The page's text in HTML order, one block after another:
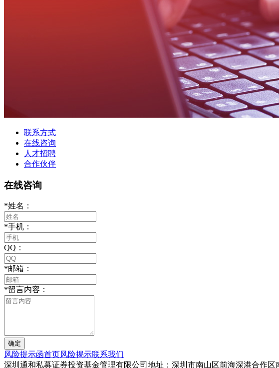
联系方式
在线咨询
人才招聘
合作伙伴
在线咨询
*姓名：
*手机：
QQ：
*邮箱：
*留言内容：
风险提示函首页风险揭示联系我们
深圳通和私募证券投资基金管理有限公司 地址：深圳市南山区前海深港合作区